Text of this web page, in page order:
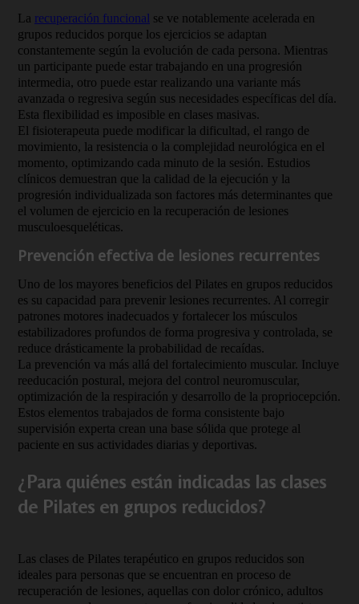
La recuperación funcional se ve notablemente acelerada en
grupos reducidos porque los ejercicios se adaptan
constantemente según la evolución de cada persona. Mientras
un participante puede estar trabajando en una progresión
intermedia, otro puede estar realizando una variante más
avanzada o regresiva según sus necesidades específicas del día.
Esta flexibilidad es imposible en clases masivas.
El fisioterapeuta puede modificar la dificultad, el rango de
movimiento, la resistencia o la complejidad neurológica en el
momento, optimizando cada minuto de la sesión. Estudios
clínicos demuestran que la calidad de la ejecución y la
progresión individualizada son factores más determinantes que
el volumen de ejercicio en la recuperación de lesiones
musculoesqueléticas.
Prevención efectiva de lesiones recurrentes
Uno de los mayores beneficios del Pilates en grupos reducidos
es su capacidad para prevenir lesiones recurrentes. Al corregir
patrones motores inadecuados y fortalecer los músculos
estabilizadores profundos de forma progresiva y controlada, se
reduce drásticamente la probabilidad de recaídas.
La prevención va más allá del fortalecimiento muscular. Incluye
reeducación postural, mejora del control neuromuscular,
optimización de la respiración y desarrollo de la propriocepción.
Estos elementos trabajados de forma consistente bajo
supervisión experta crean una base sólida que protege al
paciente en sus actividades diarias y deportivas.
¿Para quiénes están indicadas las clases
de Pilates en grupos reducidos?
Las clases de Pilates terapéutico en grupos reducidos son
ideales para personas que se encuentran en proceso de
recuperación de lesiones, aquellas con dolor crónico, adultos